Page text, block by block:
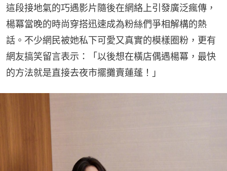
這段接地氣的巧遇影片隨後在網絡上引發廣泛瘋傳，
楊冪當晚的時尚穿搭迅速成為粉絲們爭相解構的熱
話。不少網民被她私下可愛又真實的模樣圈粉，更有
網友搞笑留言表示：「以後想在橫店偶遇楊冪，最快
的方法就是直接去夜市擺攤賣蓮蓬！」